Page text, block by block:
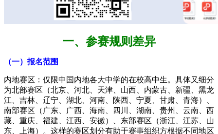
一、参赛规则差异
（一）报名范围
内地赛区：仅限中国内地各大中学的在校高中生。具体又细分
为北部赛区（北京、河北、天津、山西、内蒙古、新疆、黑龙
江、吉林、辽宁、湖北、河南、陕西、宁夏、甘肃、青海）、
南部赛区（广东、广西、海南、四川、湖南、贵州、云南、西
藏、重庆、福建、江西、安徽）、东部赛区（浙江、江苏、山
东、上海）。这样的赛区划分有助于赛事组织方根据不同地区